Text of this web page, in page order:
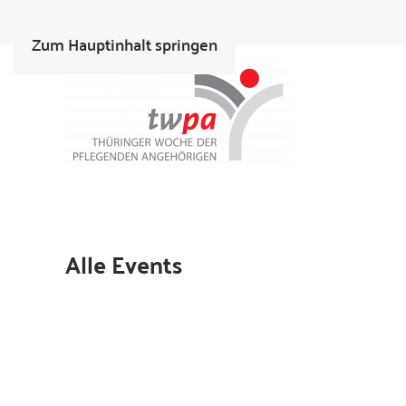
Zum Hauptinhalt springen
Alle Events